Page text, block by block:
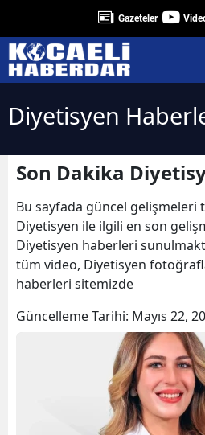
Gazeteler
Diyetisyen
Son Dakika
Bu sayfada güncel gelişmeleri
Diyetisyen ile ilgili en son
Diyetisyen haberleri
tüm video, Diyetisyen
haberleri sitemizde
Güncelleme Tarihi: Mayıs 22,